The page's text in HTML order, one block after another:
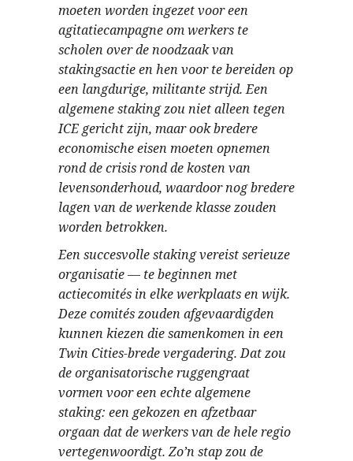
moeten worden ingezet voor een
agitatiecampagne om werkers te
scholen over de noodzaak van
stakingsactie en hen voor te bereiden op
een langdurige, militante strijd. Een
algemene staking zou niet alleen tegen
ICE gericht zijn, maar ook bredere
economische eisen moeten opnemen
rond de crisis rond de kosten van
levensonderhoud, waardoor nog bredere
lagen van de werkende klasse zouden
worden betrokken.
Een succesvolle staking vereist serieuze
organisatie — te beginnen met
actiecomités in elke werkplaats en wijk.
Deze comités zouden afgevaardigden
kunnen kiezen die samenkomen in een
Twin Cities-brede vergadering. Dat zou
de organisatorische ruggengraat
vormen voor een echte algemene
staking: een gekozen en afzetbaar
orgaan dat de werkers van de hele regio
vertegenwoordigt. Zo’n stap zou de